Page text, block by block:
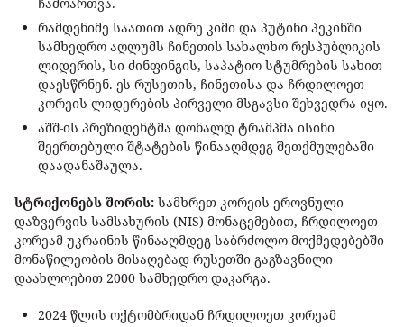
ჩამოართვა.
რამდენიმე საათით ადრე კიმი და პუტინი პეკინში
სამხედრო აღლუმს ჩინეთის სახალხო რესპუბლიკის
ლიდერის, სი ძინფინგის, საპატიო სტუმრების სახით
დაესწრნენ. ეს რუსეთის, ჩინეთისა და ჩრდილოეთ
კორეის ლიდერების პირველი მსგავსი შეხვედრა იყო.
აშშ-ის პრეზიდენტმა დონალდ ტრამპმა ისინი
შეერთებული შტატების წინააღმდეგ შეთქმულებაში
დაადანაშაულა.
სტრიქონებს შორის: სამხრეთ კორეის ეროვნული
დაზვერვის სამსახურის (NIS) მონაცემებით, ჩრდილოეთ
კორეამ უკრაინის წინააღმდეგ საბრძოლო მოქმედებებში
მონაწილეობის მისაღებად რუსეთში გაგზავნილი
დაახლოებით 2000 სამხედრო დაკარგა.
2024 წლის ოქტომბრიდან ჩრდილოეთ კორეამ